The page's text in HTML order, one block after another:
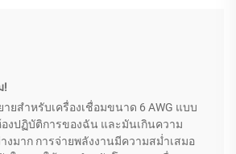
!
ยสำหรับเครื่องเชื่อมขนาด 6 AWG แบบ
งปฏิบัติการของฉัน และมันเกินความ
งมาก การจ่ายพลังงานมีความสม่ำเสมอ